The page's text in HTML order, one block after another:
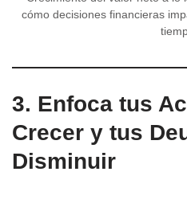
cómo decisiones financieras
3. Enfoca tus
Crecer y tus
Disminuir